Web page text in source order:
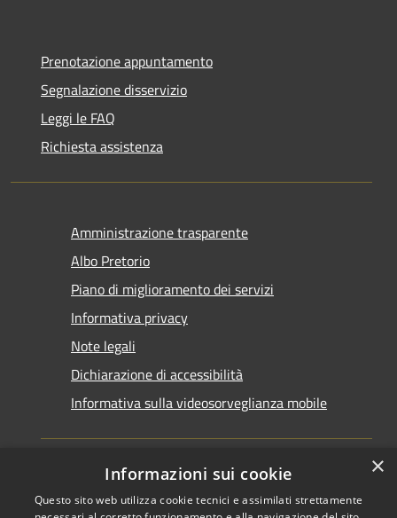
Prenotazione appuntamento
Segnalazione disservizio
Leggi le FAQ
Richiesta assistenza
Amministrazione trasparente
Albo Pretorio
Piano di miglioramento dei servizi
Informativa privacy
Note legali
Dichiarazione di accessibilità
Informativa sulla videosorveglianza mobile
Copyright © 2026 • Comune di
×
Informazioni sui cookie
Questo sito web utilizza cookie tecnici e assimilati strettamente